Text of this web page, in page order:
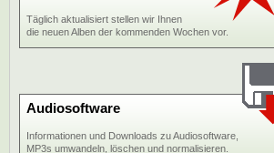
Täglich aktualisiert stellen wir Ihnen
die neuen Alben der kommenden Wochen vor.
Audiosoftware
Informationen und Downloads zu Audiosoftware,
MP3s umwandeln, löschen und normalisieren.